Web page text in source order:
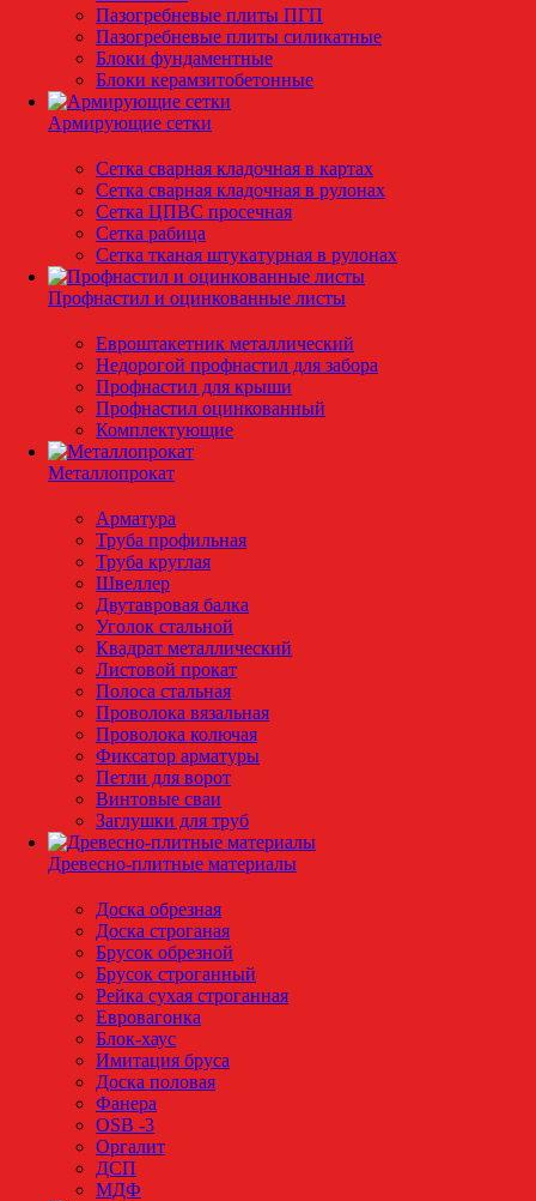
Пазогребневые плиты ПГП
Пазогребневые плиты силикатные
Блоки фундаментные
Блоки керамзитобетонные
Армирующие сетки
Сетка сварная кладочная в картах
Сетка сварная кладочная в рулонах
Сетка ЦПВС просечная
Сетка рабица
Сетка тканая штукатурная в рулонах
Профнастил и оцинкованные листы
Евроштакетник металлический
Недорогой профнастил для забора
Профнастил для крыши
Профнастил оцинкованный
Комплектующие
Металлопрокат
Арматура
Труба профильная
Труба круглая
Швеллер
Двутавровая балка
Уголок стальной
Квадрат металлический
Листовой прокат
Полоса стальная
Проволока вязальная
Проволока колючая
Фиксатор арматуры
Петли для ворот
Винтовые сваи
Заглушки для труб
Древесно-плитные материалы
Доска обрезная
Доска строганая
Брусок обрезной
Брусок строганный
Рейка сухая строганная
Евровагонка
Блок-хаус
Имитация бруса
Доска половая
Фанера
OSB -3
Оргалит
ДСП
МДФ